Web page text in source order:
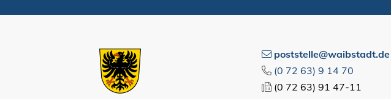
poststelle@waibstadt.de
(0 72 63) 9 14 70
(0 72 63) 91 47-11